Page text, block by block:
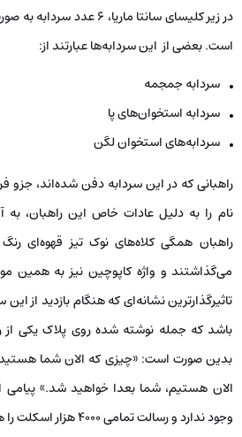
در زیر کلیسای سانتا
است. بعضی از این سردابه‌ها عبارتند از:
سردابه جمجمه
سردابه استخوان‌های پا
سردابه‌های استخوان لگن
راهبانی که در این سردابه دفن شده‌اند، جزو
نام را به دلیل عادات خاص این راهبان،
راهبان همگی کلاه‌های نوک تیز قهوه‌ای
می‌گذاشتند و واژه کاپوچین نیز به همین
تاثیرگذارترین نشانه‌ای که هنگام بازدید از
باشد که جمله نوشته شده روی پلاک یکی از
بدین صورت است: «چیزی که الان شما
الان هستیم، شما بعدا خواهید شد.» پیامی
وجود ندارد و رسالت تمامی 4000 هزار اسکلت را همین پلاک ادا کرده است.